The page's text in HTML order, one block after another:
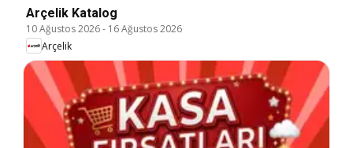
Arçelik Katalog
10 Ağustos 2026- 16 Ağustos 2026
Arçelik